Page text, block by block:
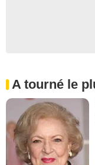
A tourné le